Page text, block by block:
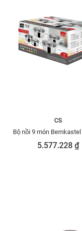
CS
5.577.228 ₫